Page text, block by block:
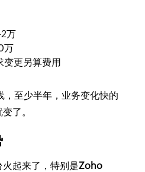
万
万
变更另算费用
，至少半年，业务变化快的
了。
起来了，特别是Zoho